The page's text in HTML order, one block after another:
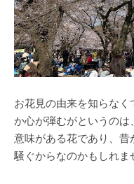
お花見の由来を知らな
か心が弾むがというの
意味がある花であり、
騒ぐからなのかもしれま